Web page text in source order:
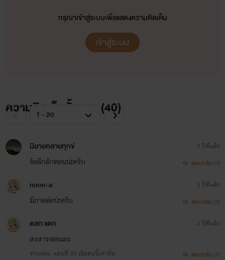
กรุณาเข้าสู่ระบบเพื่อแสดงความคิดเห็น
เข้าสู่ระบบ
ความคิดเห็นทั้งหมด (40)
นิยายคลายทุกข์
จัดอีกสักตอนน่ะครับ
3 ปีที่แล้ว
ตอบกลับ (1)
noon-a
มีภาคต่อป่ะครับ
3 ปีที่แล้ว
ตอบกลับ (1)
ตลก แดก
สงสารจอยเลย
จากตอน: ตอนที่ 24 เมียคนนี้เท่านั้น
3 ปีที่แล้ว
ตอบกลับ (1)